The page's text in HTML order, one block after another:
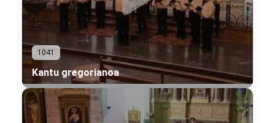
1041
Kantu gregorianoa